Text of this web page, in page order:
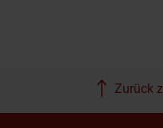
Zurück